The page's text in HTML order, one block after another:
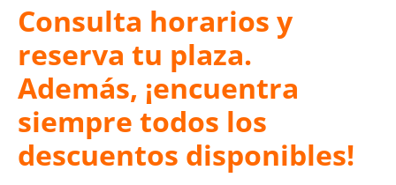
Consulta horarios y
reserva tu plaza.
Además, ¡encuentra
siempre todos los
descuentos disponibles!